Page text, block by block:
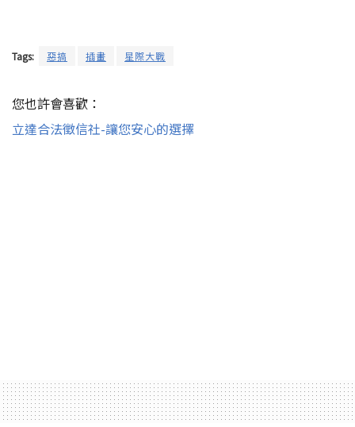
Tags: 惡搞 插畫 星際大戰
您也許會喜歡：
立達合法徵信社-讓您安心的選擇